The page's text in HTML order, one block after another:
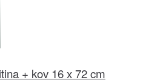
+ kov 16 x 72 cm